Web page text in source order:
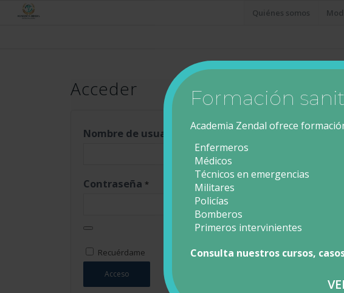
Quiénes somos
Acceder
Nombre de usuario o correo electrónico
Contraseña *
Recuérdame
Acceso
Formación
Academia Zendal ofrece
Enfermeros
Médicos
Técnicos en emergencias
Militares
Policías
Bomberos
Primeros intervinientes
Consulta nuestros cursos,